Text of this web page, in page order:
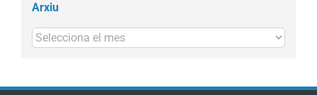
Arxiu
Arxius